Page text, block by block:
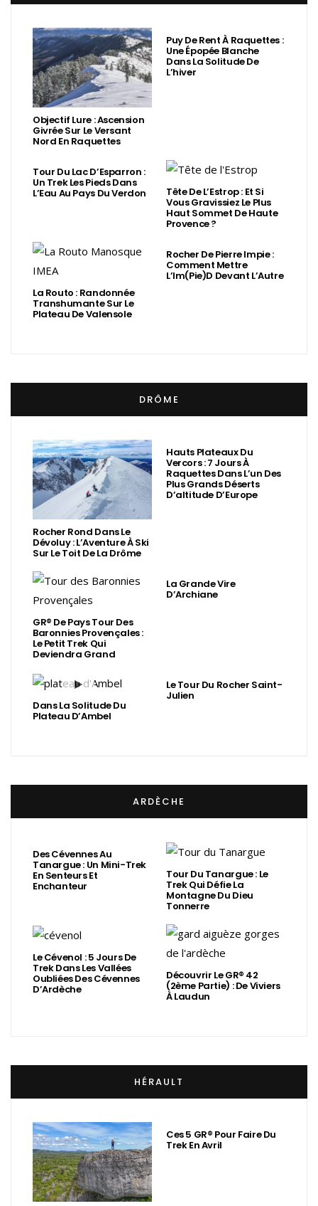
Objectif Lure : Ascension
Givrée Sur Le Versant
Nord En Raquettes
Puy De Rent À Raquettes :
Une Épopée Blanche
Dans La Solitude De
L’hiver
Tour Du Lac D’Esparron :
Un Trek Les Pieds Dans
L’Eau Au Pays Du Verdon Tête De L’Estrop : Et Si
Vous Gravissiez Le Plus
Haut Sommet De Haute
Provence ?
La Routo : Randonnée
Transhumante Sur Le
Plateau De Valensole
Rocher De Pierre Impie :
Comment Mettre
L’Im(Pie)d Devant L’Autre
DRÔME
Rocher Rond Dans Le
Dévoluy : L’Aventure À Ski
Sur Le Toit De La Drôme
Hauts Plateaux Du
Vercors : 7 Jours À
Raquettes Dans L’un Des
Plus Grands Déserts
D’altitude D’Europe
GR® De Pays Tour Des
Baronnies Provençales :
Le Petit Trek Qui
Deviendra Grand
La Grande Vire
D’Archiane
Dans La Solitude Du
Plateau D’Ambel
Le Tour Du Rocher Saint-
Julien
ARDÈCHE
Des Cévennes Au
Tanargue : Un Mini-Trek
En Senteurs Et
Enchanteur
Tour Du Tanargue : Le
Trek Qui Défie La
Montagne Du Dieu
Tonnerre
Le Cévenol : 5 Jours De
Trek Dans Les Vallées
Oubliées Des Cévennes
D’Ardèche
Découvrir Le GR® 42
(2ème Partie) : De Viviers
À Laudun
HÉRAULT
Ces 5 GR® Pour Faire Du
Trek En Avril